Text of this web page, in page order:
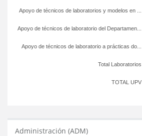
TOTAL UPV
Total Laboratorios
Apoyo de técnicos de laboratorio a prácticas do...
Apoyo de técnicos de laboratorio del Departamen...
Apoyo de técnicos de laboratorios y modelos en ...
Administración (ADM)